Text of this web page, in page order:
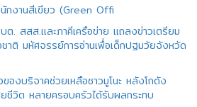
กงานสีเขียว (Green Offi
. สสส.และภาคีเครือข่าย แถลงข่าวเตรียม
าติ มหัศจรรย์การอ่านเพื่อเด็กปฐมวัยจังหวัด
องบริจาคช่วยเหลือชาวมูโนะ หลังโกดัง
ชีวิต หลายครอบครัวได้รับผลกระทบ